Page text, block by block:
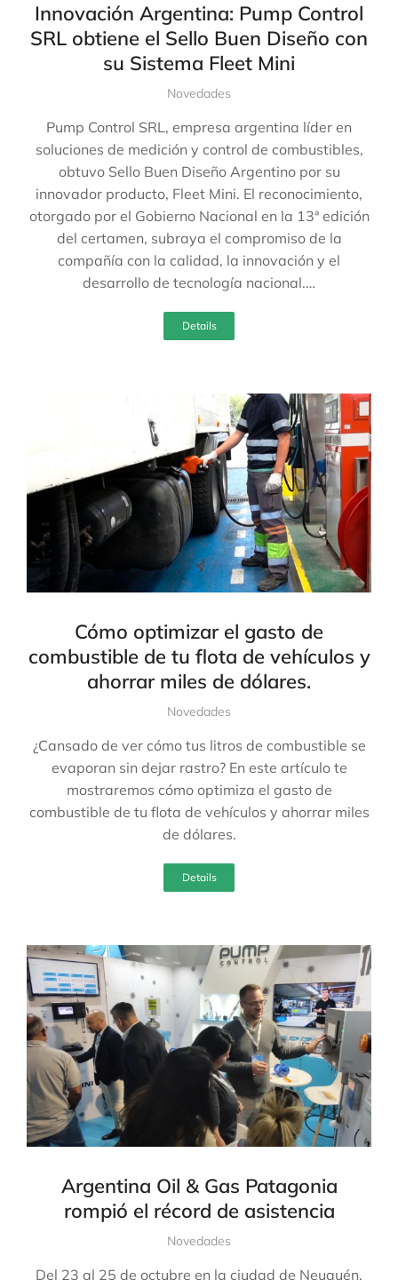
Innovación Argentina: Pump Control
SRL obtiene el Sello Buen Diseño con
su Sistema Fleet Mini
Novedades
Pump Control SRL, empresa argentina líder en
soluciones de medición y control de combustibles,
obtuvo Sello Buen Diseño Argentino por su
innovador producto, Fleet Mini. El reconocimiento,
otorgado por el Gobierno Nacional en la 13ª edición
del certamen, subraya el compromiso de la
compañía con la calidad, la innovación y el
desarrollo de tecnología nacional.…
Details
Cómo optimizar el gasto de
combustible de tu flota de vehículos y
ahorrar miles de dólares.
Novedades
¿Cansado de ver cómo tus litros de combustible se
evaporan sin dejar rastro? En este artículo te
mostraremos cómo optimiza el gasto de
combustible de tu flota de vehículos y ahorrar miles
de dólares.
Details
Argentina Oil & Gas Patagonia
rompió el récord de asistencia
Novedades
Del 23 al 25 de octubre en la ciudad de Neuquén,